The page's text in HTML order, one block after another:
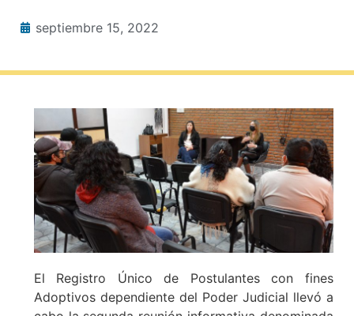
septiembre 15, 2022
El Registro Único de Postulantes con fines
Adoptivos dependiente del Poder Judicial llevó a